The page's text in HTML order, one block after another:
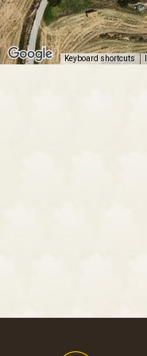
Keyboard shortcuts